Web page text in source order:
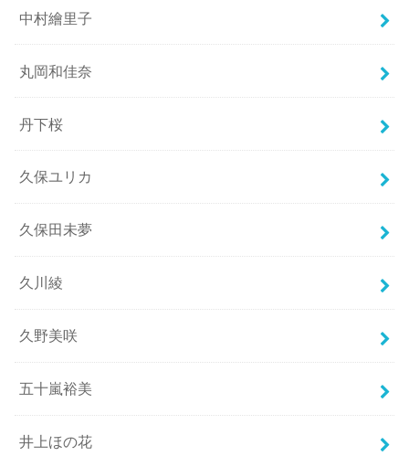
中村繪里子
丸岡和佳奈
丹下桜
久保ユリカ
久保田未夢
久川綾
久野美咲
五十嵐裕美
井上ほの花